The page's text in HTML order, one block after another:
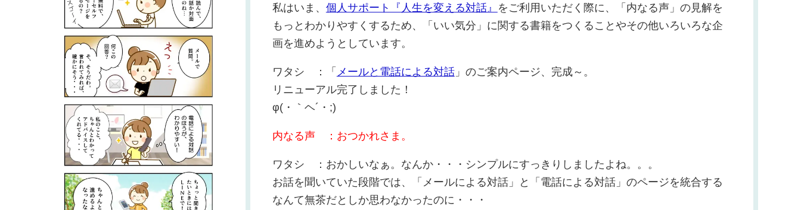
私はいま、 個人サポート『人生を変える対話』
をご利用いただく際に、「内なる声」の見解を
もっとわかりやすくするため、「いい気分」に関する書籍をつくることやその他いろいろな企
画を進めようとしています。
ワタシ ：「 メールと電話による対話」のご案内ページ、完成～。
リニューアル完了しました！
φ(・｀ヘ´・;)ゞ
内なる声 ：おつかれさま。
ワタシ ：おかしいなぁ。なんか・・・シンプルにすっきりしましたよね。。。
お話を聞いていた段階では、「メールによる対話」と「電話による対話」のページを統合する
なんて無茶だとしか思わなかったのに・・・